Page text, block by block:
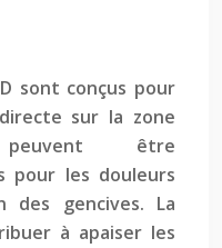
sont conçus pour
sur la zone
être
pour les douleurs
des gencives. La
à apaiser les